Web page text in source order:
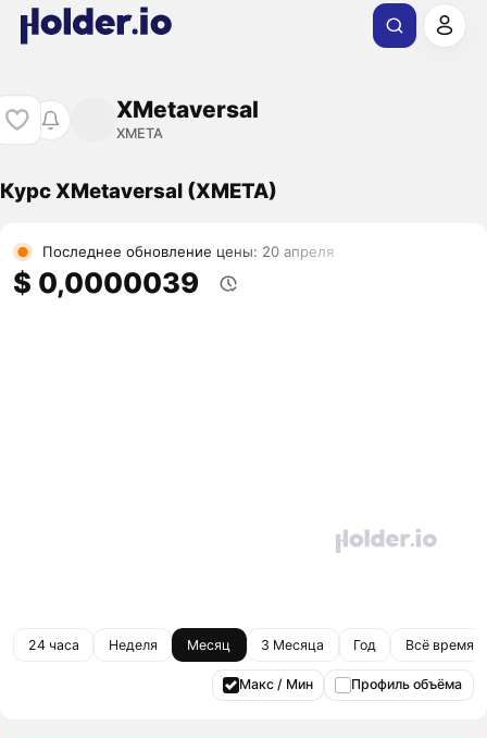
XMetaversal
XMETA
Курс XMetaversal (XMETA)
Последнее обновление цены: 20 апреля
$ 0,0000039
24 часа Неделя Месяц 3 Месяца Год Всё время
Макс / Мин Профиль объёма